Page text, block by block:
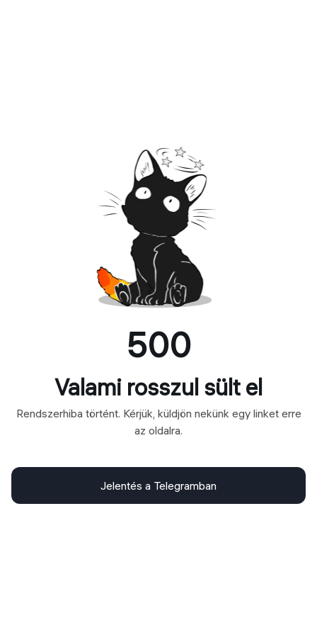
500
Valami rosszul sült el
Rendszerhiba történt. Kérjük, küldjön nekünk egy linket erre
az oldalra.
Jelentés a Telegramban